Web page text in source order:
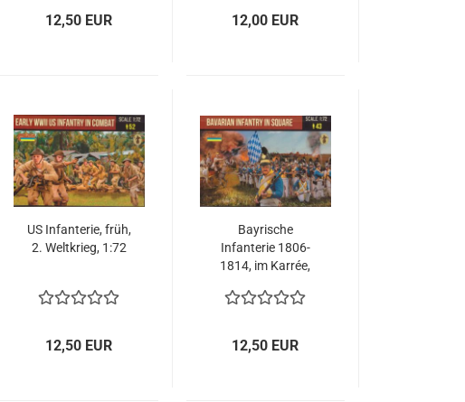
12,50 EUR 12,00 EUR
US Infanterie, früh,
2. Weltkrieg, 1:72
12,50 EUR
Bayrische
Infanterie 1806-
1814, im Karrée,
Epoche 1:72
12,50 EUR